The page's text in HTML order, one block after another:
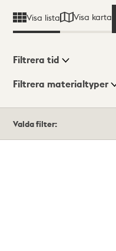
Visa lista Visa karta
Visningsläge
Filtrera tid
Filtrera materialtyper
träffar
Valda filter: